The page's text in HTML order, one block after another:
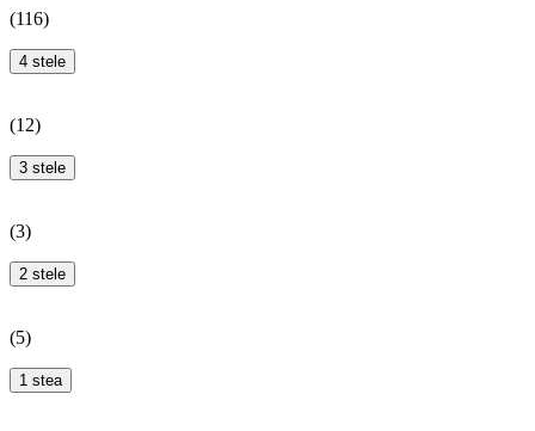
(116)
4 stele
(12)
3 stele
(3)
2 stele
(5)
1 stea